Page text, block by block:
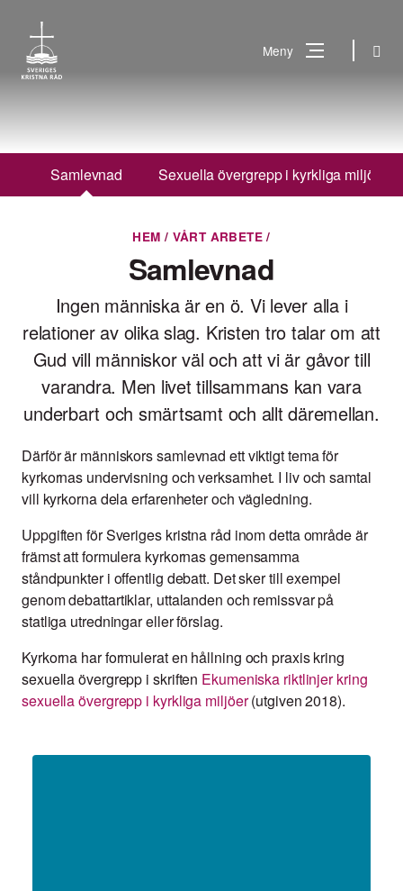
innehåll
Meny Sök
Samlevnad Sexuella övergrepp i kyrkliga miljöer
HEM / VÅRT ARBETE /
Samlevnad
Ingen människa är en ö. Vi lever alla i
relationer av olika slag. Kristen tro talar om att
Gud vill människor väl och att vi är gåvor till
varandra. Men livet tillsammans kan vara
underbart och smärtsamt och allt däremellan.
Därför är människors samlevnad ett viktigt tema för
kyrkornas undervisning och verksamhet. I liv och samtal
vill kyrkorna dela erfarenheter och vägledning.
Uppgiften för Sveriges kristna råd inom detta område är
främst att formulera kyrkornas gemensamma
ståndpunkter i offentlig debatt. Det sker till exempel
genom debattartiklar, uttalanden och remissvar på
statliga utredningar eller förslag.
Kyrkorna har formulerat en hållning och praxis kring
sexuella övergrepp i skriften Ekumeniska riktlinjer kring
sexuella övergrepp i kyrkliga miljöer(utgiven 2018).